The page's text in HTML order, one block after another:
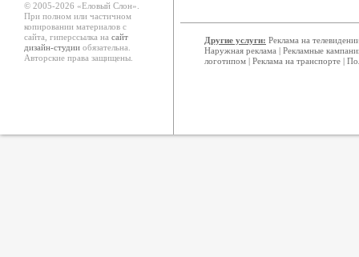
© 2005-2026 «Еловый Cлон».
При полном или частичном
копировании материалов с
сайта, гиперссылка на сайт
дизайн-студии обязательна.
Авторские права защищены.
Другие услуги: Реклама на
Наружная реклама | Рекламные
логотипом | Реклама на транспорте |